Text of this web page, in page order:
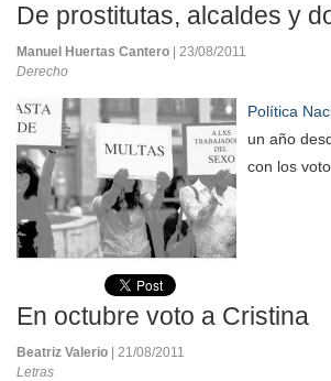
De prostitutas, alcaldes y
Manuel Huertas Cantero
| 23/08/2011
Derecho
Política
un año
con los
En octubre voto a Cristina
Beatriz Valerio
| 21/08/2011
Letras